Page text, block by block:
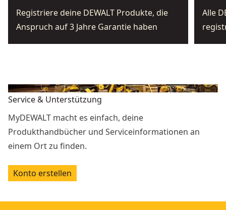
Registriere deine DEWALT Produkte, die
Anspruch auf 3 Jahre Garantie haben
Alle
Service & Unterstützung
MyDEWALT macht es einfach, deine
Produkthandbücher und Serviceinformationen an
einem Ort zu finden.
Konto erstellen